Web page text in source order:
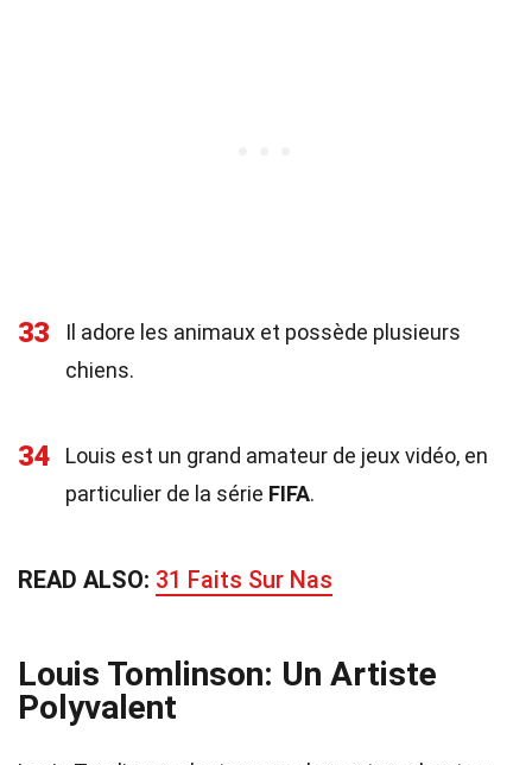
33
Il adore les animaux et possède plusieurs
chiens.
34
Louis est un grand amateur de jeux vidéo, en
particulier de la série FIFA.
READ ALSO: 31 Faits Sur Nas
Louis Tomlinson: Un Artiste
Polyvalent